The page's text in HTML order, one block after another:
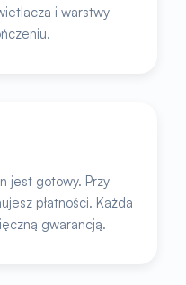
i warstwy
jest gotowy. Przy
płatności. Każda
gwarancją.